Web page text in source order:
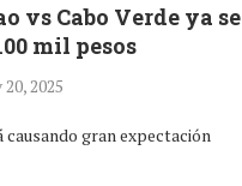
vs Cabo Verde ya se
mil pesos
2025
gran expectación